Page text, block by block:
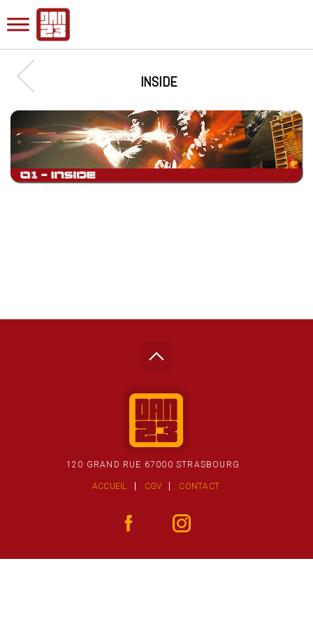
INSIDE
120 GRAND RUE 67000 STRASBOURG
ACCUEIL CGV CONTACT